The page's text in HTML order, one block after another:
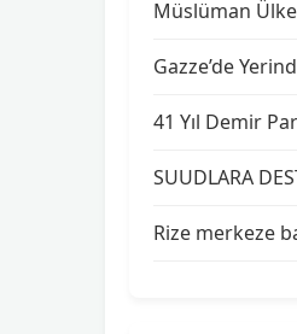
Müslüman
Gazze’de
41 Yıl Demir
SUUDLARA
Rize merkeze